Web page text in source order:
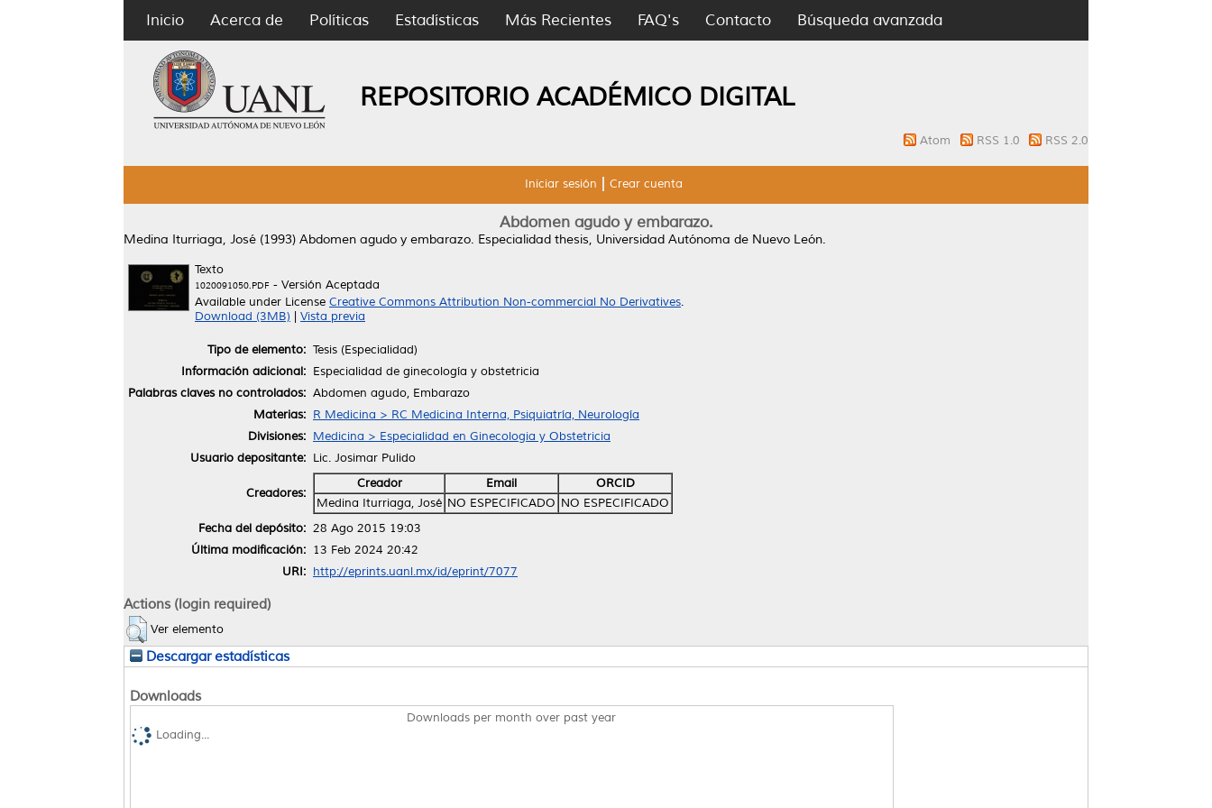
Inicio Acerca de Políticas Estadísticas Más Recientes FAQ's Contacto Búsqueda avanzada
REPOSITORIO ACADÉMICO DIGITAL
Atom RSS 1.0 RSS 2.0
Iniciar sesión Crear cuenta
Abdomen agudo y embarazo.
Medina Iturriaga, José (1993) Abdomen agudo y embarazo. Especialidad thesis, Universidad Autónoma de Nuevo León.
Texto
1020091050.PDF - Versión Aceptada
Available under License Creative Commons Attribution Non-commercial No Derivatives.
Download (3MB)
Vista previa
Tipo de elemento: Tesis (Especialidad)
Información adicional: Especialidad de ginecología y obstetricia
Palabras claves no controlados: Abdomen agudo, Embarazo
Materias: R Medicina > RC Medicina Interna, Psiquiatría, Neurología
Divisiones: Medicina > Especialidad en Ginecologia y Obstetricia
Usuario depositante: Lic. Josimar Pulido
Creadores:
Creador Email
ORCID
Medina Iturriaga, José NO ESPECIFICADO NO ESPECIFICADO
Fecha del depósito: 28 Ago 2015 19:03
Última modificación: 13 Feb 2024 20:42
URI: http://eprints.uanl.mx/id/eprint/7077
Actions (login required)
Ver elemento
Descargar estadísticas
Downloads
Downloads per month over past year
Loading...